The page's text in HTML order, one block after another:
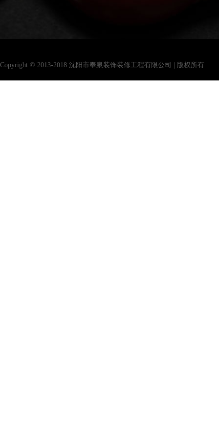
Copyright © 2013-2018 沈阳市奉泉装饰装修工程有限公司 | 版权所有